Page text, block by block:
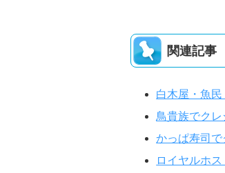
関連記事
白木屋・魚
鳥貴族でク
かっぱ寿司
ロイヤルホ